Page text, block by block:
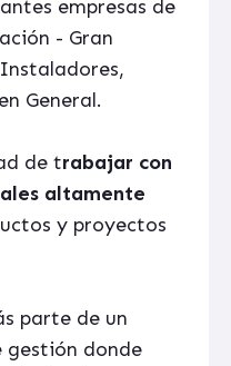
empresas de
- Gran
General.
de trabajar con
altamente
y proyectos
parte de un
gestión donde